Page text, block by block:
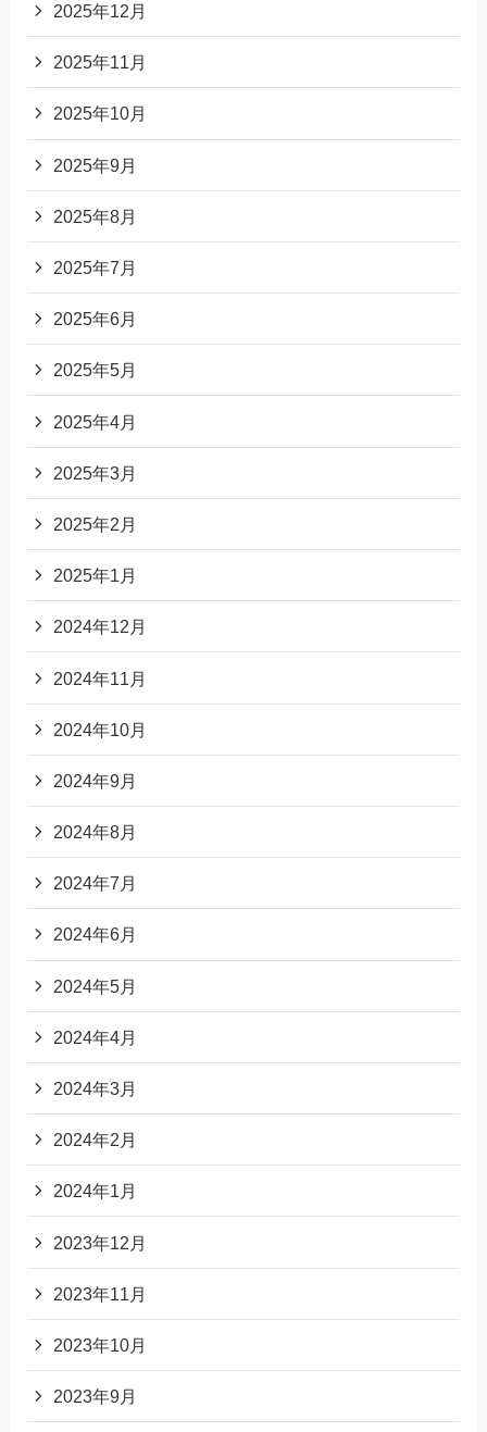
2025年12月
2025年11月
2025年10月
2025年9月
2025年8月
2025年7月
2025年6月
2025年5月
2025年4月
2025年3月
2025年2月
2025年1月
2024年12月
2024年11月
2024年10月
2024年9月
2024年8月
2024年7月
2024年6月
2024年5月
2024年4月
2024年3月
2024年2月
2024年1月
2023年12月
2023年11月
2023年10月
2023年9月